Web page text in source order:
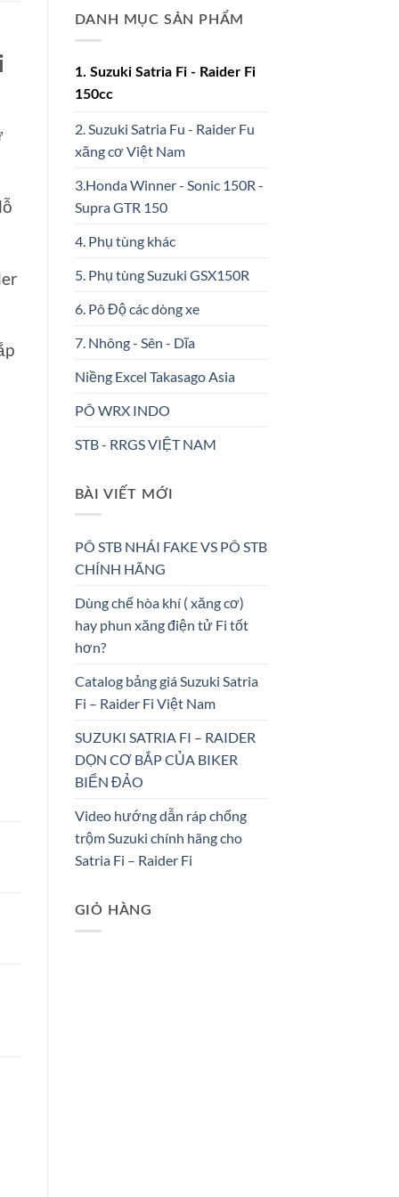
DANH MỤC SẢN PHẨM
1. Suzuki Satria Fi - Raider Fi
150cc
2. Suzuki Satria Fu - Raider Fu
xăng cơ Việt Nam
3.Honda Winner - Sonic 150R -
Supra GTR 150
4. Phụ tùng khác
5. Phụ tùng Suzuki GSX150R
6. Pô Độ các dòng xe
7. Nhông - Sên - Dĩa
Niềng Excel Takasago Asia
PÔ WRX INDO
STB - RRGS VIỆT NAM
BÀI VIẾT MỚI
PÔ STB NHÁI FAKE VS PÔ STB
CHÍNH HÃNG
Dùng chế hòa khí ( xăng cơ)
hay phun xăng điện tử Fi tốt
hơn?
Catalog bảng giá Suzuki Satria
Fi – Raider Fi Việt Nam
SUZUKI SATRIA FI – RAIDER
DỌN CƠ BẮP CỦA BIKER
BIỂN ĐẢO
Video hướng dẫn ráp chống
trộm Suzuki chính hãng cho
Satria Fi – Raider Fi
GIỎ HÀNG